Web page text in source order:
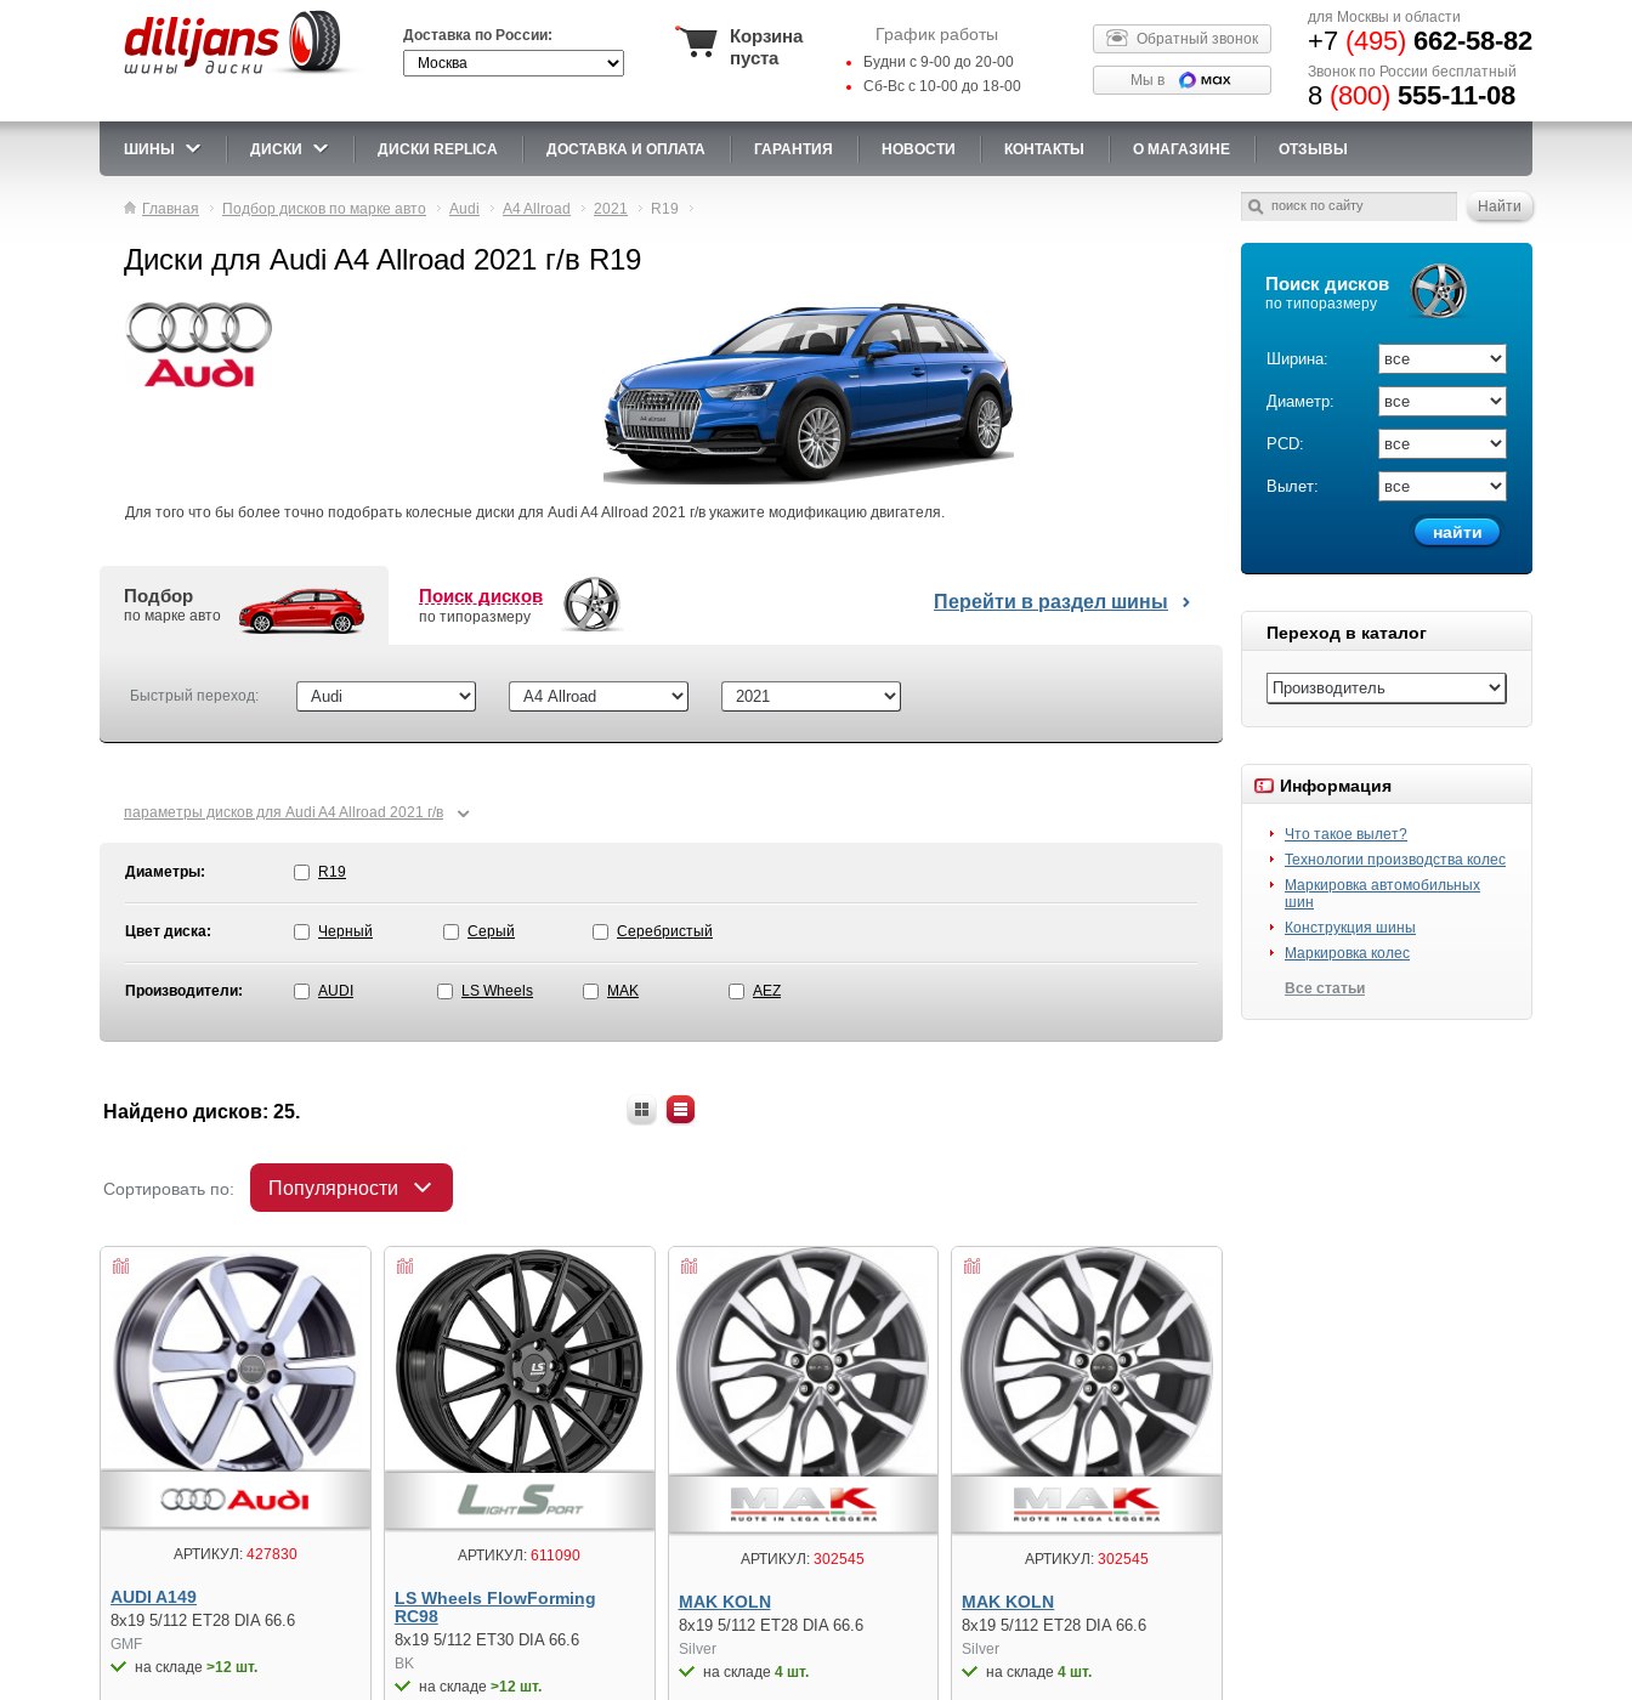
Доставка по России:
Корзина
пуста
График работы
Будни с 9-00 до 20-00
Сб-Вс с 10-00 до 18-00
Обратный звонок
Мы в
для Москвы и области
+7 (495) 662-58-82
Звонок по России бесплатный
8 (800) 555-11-08
ШИНЫ ДИСКИ ДИСКИ REPLICA ДОСТАВКА И ОПЛАТА ГАРАНТИЯ НОВОСТИ КОНТАКТЫ О МАГАЗИНЕ ОТЗЫВЫ
Главная Подбор дисков по марке авто Audi A4 Allroad 2021 R19
Поиск дисков
по типоразмеру
Ширина:
Диаметр:
PCD:
Вылет:
Переход в каталог
Информация
Что такое вылет?
Технологии производства колес
Маркировка автомобильных
шин
Конструкция шины
Маркировка колес
Все статьи
Диски для Audi A4 Allroad 2021 г/в R19
Для того что бы более точно подобрать колесные диски для Audi A4 Allroad 2021 г/в укажите модификацию двигателя.
Перейти в раздел шины
Подбор
по марке авто
Поиск дисков
по типоразмеру
Быстрый переход:
параметры дисков для Audi A4 Allroad 2021 г/в ⌄
Диаметры: R19
Цвет диска: Черный Серый Серебристый
Производители: AUDI LS Wheels MAK AEZ
Найдено дисков: 25.
Сортировать по: Популярности
АРТИКУЛ:427830
AUDI A149
8x19 5/112 ET28 DIA 66.6
GMF
на складе >12 шт.
АРТИКУЛ: 611090
LS Wheels FlowForming
RC98
8x19 5/112 ET30 DIA 66.6
BK
на складе >12 шт.
АРТИКУЛ: 302545
MAK KOLN
8x19 5/112 ET28 DIA 66.6
Silver
на складе 4 шт.
АРТИКУЛ: 302545
MAK KOLN
8x19 5/112 ET28 DIA 66.6
Silver
на складе4 шт.